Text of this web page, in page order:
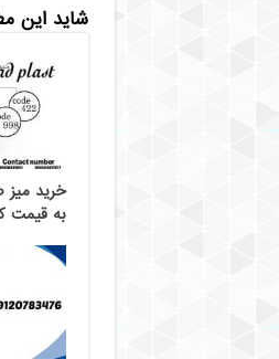
شاید این
خرید میز
به قیمت